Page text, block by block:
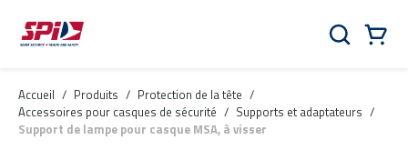
Aller au contenu principal
Skip to menu
Skip to footer
Rechercher
Accueil / Produits / Protection de la tête /
Accessoires pour casques de sécurité / Supports et adaptateurs /
Support de lampe pour casque MSA, à visser